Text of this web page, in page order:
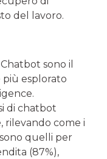
del lavoro.
sono il
più esplorato
di chatbot
rilevando come i
quelli per
(87%),